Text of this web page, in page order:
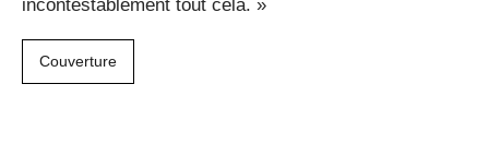
incontestablement tout cela. »
Couverture